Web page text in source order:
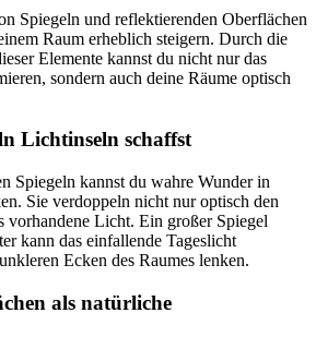
Spiegeln und reflektierenden Oberflächen
Raum erheblich steigern. Durch die
Elemente kannst du nicht nur das
sondern auch deine Räume optisch
Lichtinseln schaffst
Spiegeln kannst du wahre Wunder in
Sie verdoppeln nicht nur optisch den
vorhandene Licht. Ein großer Spiegel
kann das einfallende Tageslicht
Ecken des Raumes lenken.
als natürliche